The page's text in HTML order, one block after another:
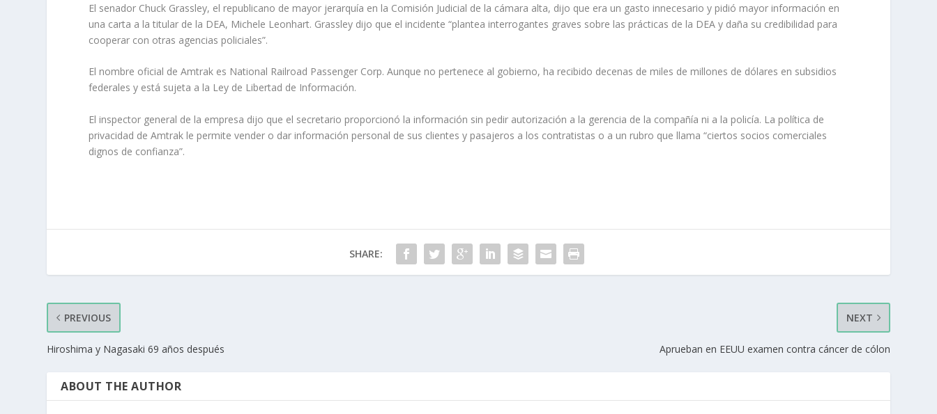
El senador Chuck Grassley, el republicano de mayor jerarquía en la Comisión Judicial de la cámara alta, dijo que era un gasto innecesario y pidió mayor información en
una carta a la titular de la DEA, Michele Leonhart. Grassley dijo que el incidente “plantea interrogantes graves sobre las prácticas de la DEA y daña su credibilidad para
cooperar con otras agencias policiales”.
El nombre oficial de Amtrak es National Railroad Passenger Corp. Aunque no pertenece al gobierno, ha recibido decenas de miles de millones de dólares en subsidios
federales y está sujeta a la Ley de Libertad de Información.
El inspector general de la empresa dijo que el secretario proporcionó la información sin pedir autorización a la gerencia de la compañía ni a la policía. La política de
privacidad de Amtrak le permite vender o dar información personal de sus clientes y pasajeros a los contratistas o a un rubro que llama “ciertos socios comerciales
dignos de confianza”.
SHARE:
PREVIOUS
Hiroshima y Nagasaki 69 años después
NEXT
Aprueban en EEUU examen contra cáncer de cólon
ABOUT THE AUTHOR